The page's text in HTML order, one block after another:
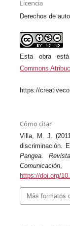
Licencia
Derechos de
Esta obra
Commons
https://
Cómo citar
Villa, M. J.
discriminación.
Pangea.
Comunicación
https://doi.org/
Más formatos